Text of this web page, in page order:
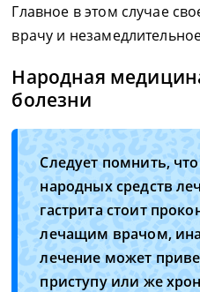
Главное в этом случае
врачу и
Народная
болезни
Следует помнить,
народных средств
гастрита стоит
лечащим врачом,
лечение может
приступу или же